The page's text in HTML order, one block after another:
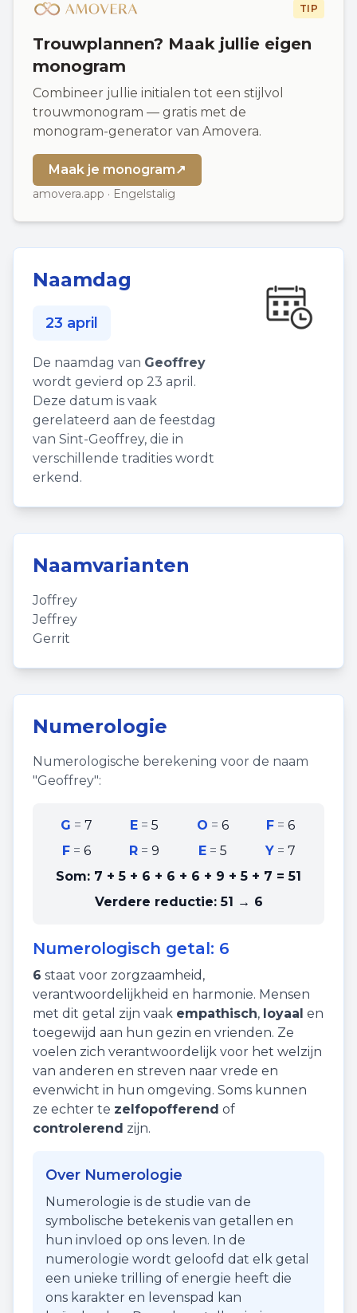
TIP
Trouwplannen? Maak jullie eigen
monogram
Combineer jullie initialen tot een stijlvol
trouwmonogram — gratis met de
monogram-generator van Amovera.
Maak je monogram↗
amovera.app · Engelstalig
Naamdag
23 april
De naamdag van Geoffrey
wordt gevierd op 23 april.
Deze datum is vaak
gerelateerd aan de feestdag
van Sint-Geoffrey, die in
verschillende tradities wordt
erkend.
Naamvarianten
Joffrey
Jeffrey
Gerrit
Numerologie
Numerologische berekening voor de naam
"Geoffrey":
G = 7 E =5 O = 6 F =6
F= 6 R =9 E= 5 Y =7
Som: 7 + 5 + 6 + 6 + 6 + 9 + 5 + 7 =51
Verdere reductie:51 → 6
Numerologisch getal: 6
6 staat voor zorgzaamheid ,
verantwoordelijkheid en harmonie. Mensen
met dit getal zijn vaak empathisch, loyaal en
toegewijd aan hun gezin en vrienden. Ze
voelen zich verantwoordelijk voor het welzijn
van anderen en streven naar vrede en
evenwicht in hun omgeving. Soms kunnen
ze echter te zelfopofferend of
controlerend zijn.
Over Numerologie
Numerologie is de studie van de
symbolische betekenis van getallen en
hun invloed op ons leven. In de
numerologie wordt geloofd dat elk getal
een unieke trilling of energie heeft die
ons karakter en levenspad kan